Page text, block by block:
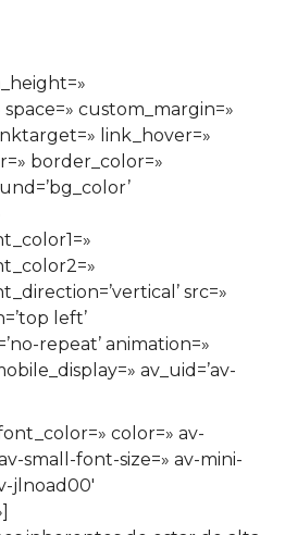
custom_margin=»
link_hover=»
border_color=»
src=»
left’
repeat’ animation=»
av_uid=’av-
color=» av-
small-font-size=» av-mini-
jlnoad00′